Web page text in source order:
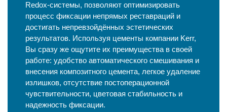
Redox-системы, позволяют оптимизировать
процесс фиксации непрямых реставраций и
достигать непревзойдённых эстетических
результатов. Используя цементы компании Kerr,
Вы сразу же ощутите их преимущества в своей
работе: удобство автоматического смешивания и
внесения композитного цемента, легкое удаление
излишков, отсутствие постоперационной
чувствительности, цветовая стабильность и
надежность фиксации.